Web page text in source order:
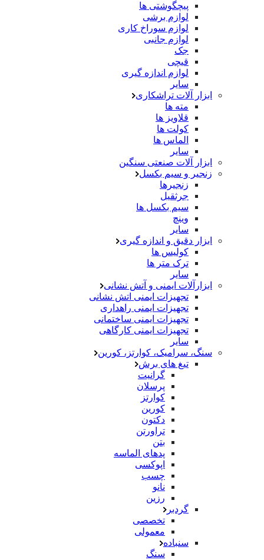
پیچگوشتی ها
لوازم برشی
لوازم سوراخ کاری
لوازم جانبی
جک
قیچی
لوازم اندازه گیری
سایر
ابزار آلات تراشکاری
مته ها
قلاویز ها
کولت ها
الماس ها
سایر
ابزار آلات صنعتی سنگین
زنجیر و سیم بکسل
زنجیرها
جرثقیل
سیم بکسل ها
وینچ
سایر
ابزار دقیق و اندازه گیری
کولیس ها
ترک متر ها
سایر
ابزارآلات ایمنی و آتش نشانی
تجهیزات ایمنی اتش نشانی
تجهیزات ایمنی راهداری
تجهیزات ایمنی ساختمانی
تجهیزات ایمنی کارگاهی
سایر
سنگ، سرامیک، کوارتز، کورین
تیغ های برش
گرانیت
پرسلان
کوارتز
کورین
دکتون
تراورتن
بتن
پدهای الماسه
اپوکسی
چسب
نانو
رزین
گردبر
تخصصی
معمولی
سنباده
سنگ